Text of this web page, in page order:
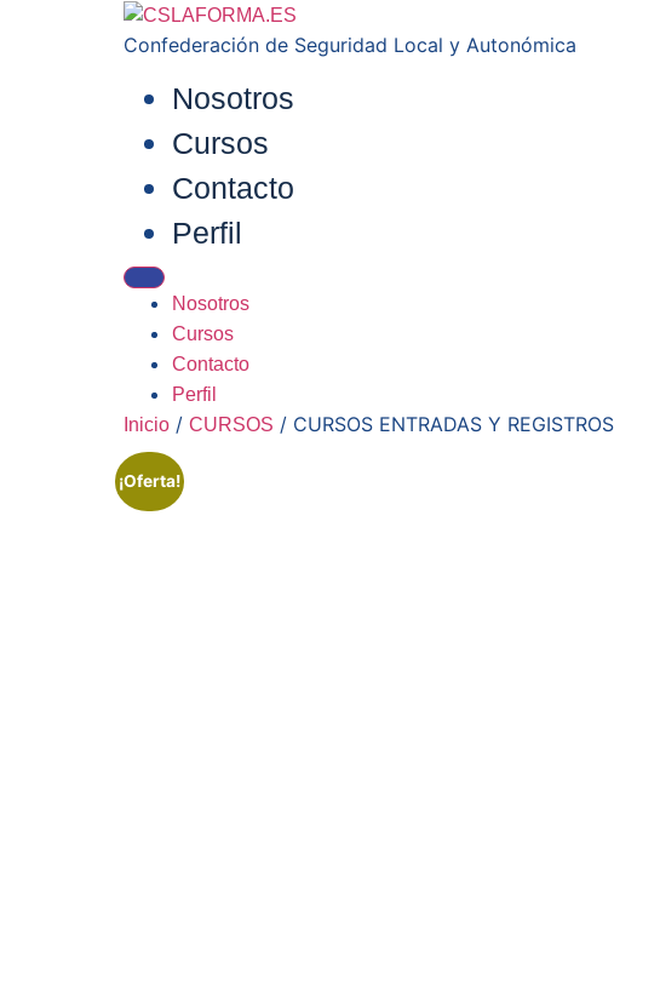
Confederación de Seguridad Local y Autonómica
Nosotros
Cursos
Contacto
Perfil
Nosotros
Cursos
Contacto
Perfil
Inicio / CURSOS / CURSOS ENTRADAS Y REGISTROS
¡Oferta!